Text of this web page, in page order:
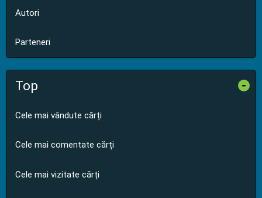
Autori
Parteneri
Top -
Cele mai vândute cărți
Cele mai comentate cărți
Cele mai vizitate cărți